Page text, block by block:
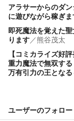
アラサーからのダ
に遊びながら稼ぎ
即死魔法を覚えた
ります／熊谷茂太
【コミカライズ好
重力魔法で無双す
万有引力の王となる
ユーザーのフォロー